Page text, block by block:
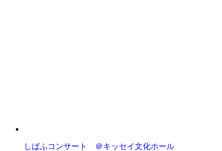
しばふコンサート ＠キッセイ文化ホール